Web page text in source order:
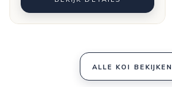
ALLE KOI BEKIJKEN